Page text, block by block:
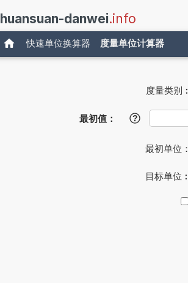
huansuan-danwei.info
快速单位换算器 度量单位计算器
度量类别︰
最初值： ?
最初单位：
目标单位︰